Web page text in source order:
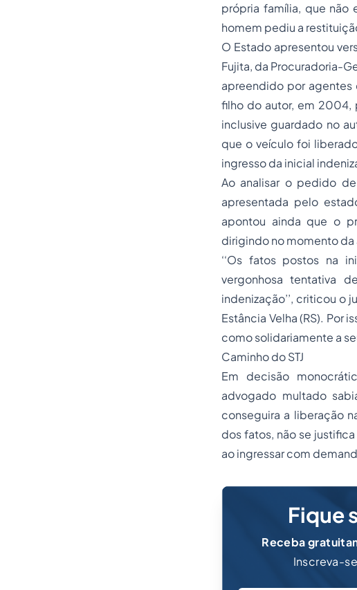
própria família, que não
homem pediu a
O Estado apresentou
Fujita, da Procuradoria-
apreendido por agentes
filho do autor, em
inclusive guardado no
que o veículo foi
ingresso da inicial
Ao analisar o pedido
apresentada pelo
apontou ainda que o
dirigindo no momento da
‘‘Os fatos postos na
vergonhosa tentativa
indenização’’, criticou o
Estância Velha (RS). Por
como solidariamente a
Caminho do STJ
Em decisão
advogado multado
conseguira a liberação
dos fatos, não se
ao ingressar com
Fique
Receba
Inscreva-